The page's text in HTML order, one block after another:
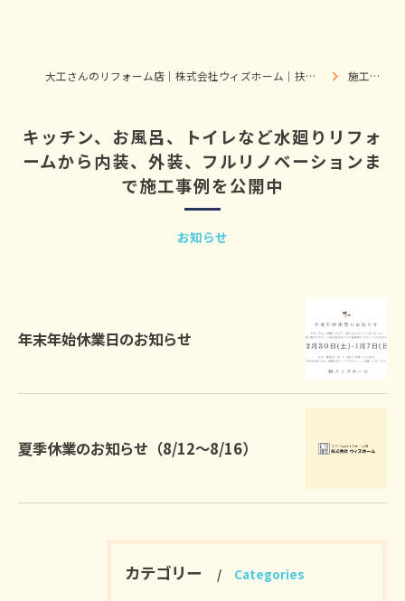
大工さんのリフォーム店｜株式会社ウィズホーム｜扶桑・犬山 施工事例
キッチン、お風呂、トイレなど水廻りリフォ
ームから内装、外装、フルリノベーションま
で施工事例を公開中
お知らせ
年末年始休業日のお知らせ
夏季休業のお知らせ（8/12～8/16）
カテゴリー Categories